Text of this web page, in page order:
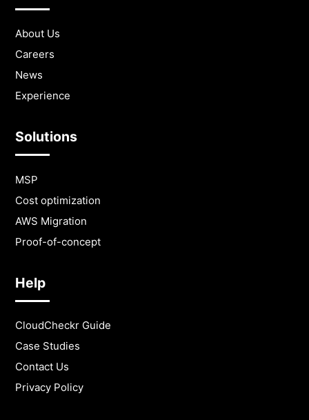
About Us
Careers
News
Experience
Solutions
MSP
Cost optimization
AWS Migration
Proof-of-concept
Help
CloudCheckr Guide
Case Studies
Contact Us
Privacy Policy